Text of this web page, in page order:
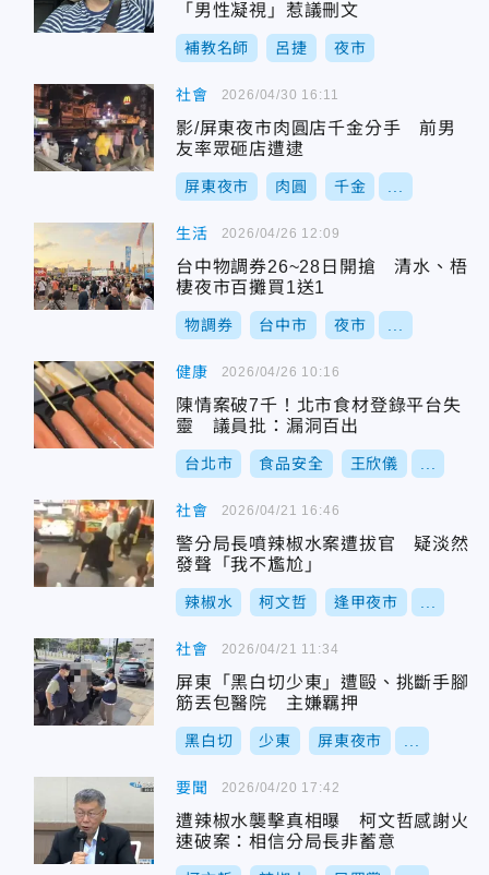
「男性凝視」惹議刪文
補教名師 呂捷 夜市
社會
影/屏東夜市肉圓店千金分手 前男
友率眾砸店遭逮
屏東夜市 肉圓 千金
2026/04/30 16:11
生活
台中物調券26~28日開搶 清水、梧
棲夜市百攤買1送1
物調券 台中市 夜市
2026/04/26 12:09
健康
陳情案破7千！北市食材登錄平台失
靈 議員批：漏洞百出
台北市 食品安全 王欣儀
2026/04/26 10:16
社會
警分局長噴辣椒水案遭拔官 疑淡然
發聲「我不尷尬」
辣椒水 柯文哲 逢甲夜市
2026/04/21 16:46
社會
屏東「黑白切少東」遭毆、挑斷手腳
筋丟包醫院 主嫌羈押
黑白切 少東 屏東夜市
2026/04/21 11:34
要聞
遭辣椒水襲擊真相曝 柯文哲感謝火
速破案：相信分局長非蓄意
2026/04/20 17:42